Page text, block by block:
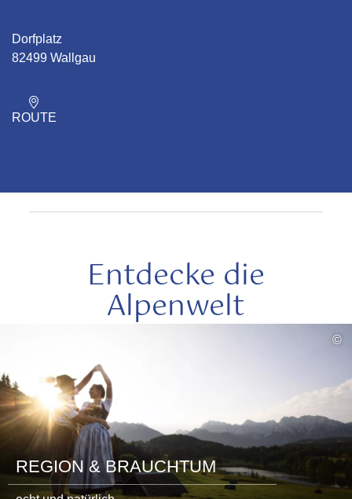
Dorfplatz
82499 Wallgau
ROUTE
Entdecke die
Alpenwelt
©
REGION & BRAUCHTUM